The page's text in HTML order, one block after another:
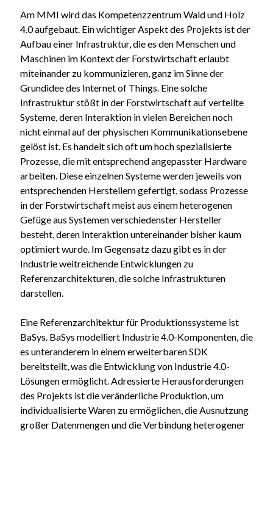
Am MMI wird das Kompetenzzentrum Wald und Holz
4.0 aufgebaut. Ein wichtiger Aspekt des Projekts ist der
Aufbau einer Infrastruktur, die es den Menschen und
Maschinen im Kontext der Forstwirtschaft erlaubt
miteinander zu kommunizieren, ganz im Sinne der
Grundidee des Internet of Things. Eine solche
Infrastruktur stößt in der Forstwirtschaft auf verteilte
Systeme, deren Interaktion in vielen Bereichen noch
nicht einmal auf der physischen Kommunikationsebene
gelöst ist. Es handelt sich oft um hoch spezialisierte
Prozesse, die mit entsprechend angepasster Hardware
arbeiten. Diese einzelnen Systeme werden jeweils von
entsprechenden Herstellern gefertigt, sodass Prozesse
in der Forstwirtschaft meist aus einem heterogenen
Gefüge aus Systemen verschiedenster Hersteller
besteht, deren Interaktion untereinander bisher kaum
optimiert wurde. Im Gegensatz dazu gibt es in der
Industrie weitreichende Entwicklungen zu
Referenzarchitekturen, die solche Infrastrukturen
darstellen.
Eine Referenzarchitektur für Produktionssysteme ist
BaSys. BaSys modelliert Industrie 4.0-Komponenten, die
es unteranderem in einem erweiterbaren SDK
bereitstellt, was die Entwicklung von Industrie 4.0-
Lösungen ermöglicht. Adressierte Herausforderungen
des Projekts ist die veränderliche Produktion, um
individualisierte Waren zu ermöglichen, die Ausnutzung
großer Datenmengen und die Verbindung heterogener